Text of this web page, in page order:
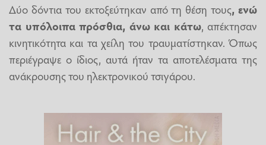
Δύο δόντια του εκτοξεύτηκαν από τη θέση τους, ενώ
τα υπόλοιπα πρόσθια, άνω και κάτω, απέκτησαν
κινητικότητα και τα χείλη του τραυματίστηκαν. Όπως
περιέγραψε ο ίδιος, αυτά ήταν τα αποτελέσματα της
ανάκρουσης του ηλεκτρονικού τσιγάρου.